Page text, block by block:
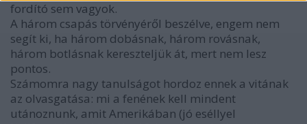
fordító sem vagyok.
A három csapás törvényéről beszélve, engem nem
segít ki, ha három dobásnak, három rovásnak,
három botlásnak kereszteljük át, mert nem lesz
pontos.
Számomra nagy tanulságot hordoz ennek a vitának
az olvasgatása: mi a fenének kell mindent
utánoznunk, amit Amerikában (jó eséllyel